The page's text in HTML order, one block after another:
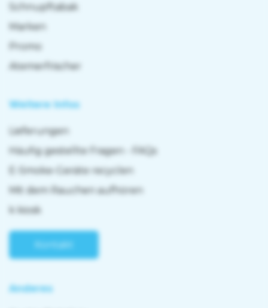
Schnupftabak
Marken
Promo
Atemerfrischer
Weitere Infos
Lieferungen
Häufig gestellte Fragen - FAQs
E-Smoke-Geräte recyclen
Mit dem Rauchen aufhören
k kiosk
Kontakt
Anderes